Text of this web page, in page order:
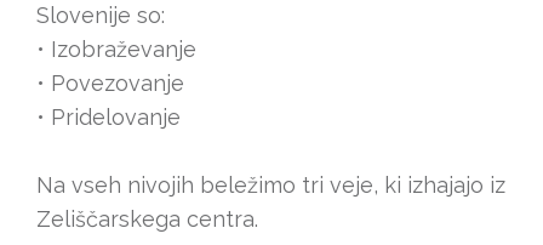
Slovenije so:
• Izobraževanje
• Povezovanje
• Pridelovanje
Na vseh nivojih beležimo tri veje, ki izhajajo iz
Zeliščarskega centra.